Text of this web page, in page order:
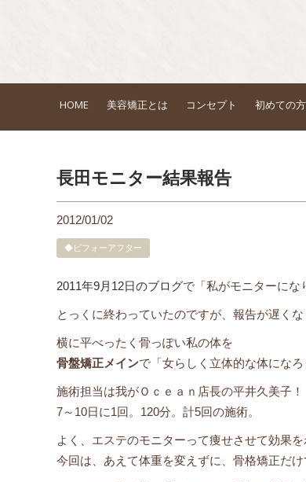
HOME 美容矯正とは コンセプト 初めての
長田モニター結果報告
2012/01/02
◆ビフォーアフター
2011年9月12日のブログで「私がモニターにな
とっくに終わっていたのですが、報告が遅く
横に平べったく骨っぽい私の体を
骨盤矯正メインで「女らしく立体的な体になろ
施術担当は我がＯｃｅａｎ店長の平井久美子！
7～10日に1回。120分。計5回の施術。
よく、エステのモニターって痩せさせて効果を
今回は、あえて体重を変えずに、骨格矯正だけ